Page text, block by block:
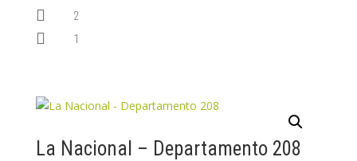
 2
 1
La Nacional – Departamento 208